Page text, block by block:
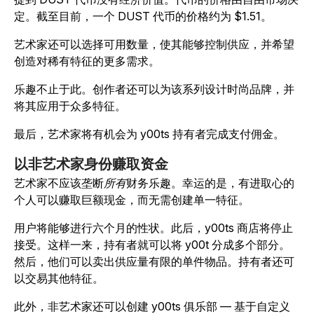
定。截至目前，一个 DUST 代币的价格约为 $1.51。
艺术家还可以选择可用数量，使其能够控制供应，并希望
创造对稀有特征的更多需求。
乐趣不止于此。创作者还可以为该系列设计时尚品牌，并
将其应用于众多特征。
最后，艺术家将有机会为 y00ts 持有者完成支付佣金。
以非艺术家身份赚取资金
艺术家不应该垄断所有财务乐趣。幸运的是，有进取心的
个人可以赚取巨额现金，而无需创建单一特征。
用户将能够进行六个月的性状。此后，y00ts 商店将停止
接受。这样一来，持有者就可以将 y00t 分成多个部分。
然后，他们可以卖出供应量有限的单件物品。持有者还可
以交易其他特征。
此外，非艺术家还可以创建 y00ts 俱乐部 — 基于自定义